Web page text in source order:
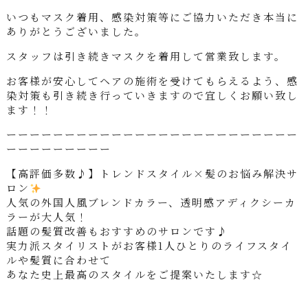
いつもマスク着用、感染対策等にご協力いただき本当に
ありがとうございました。
スタッフは引き続きマスクを着用して営業致します。
お客様が安心してヘアの施術を受けてもらえるよう、感
染対策も引き続き行っていきますので宜しくお願い致し
ます！！
ーーーーーーーーーーーーーーーーーーーーーーーーー
ーーーーーーーーー
【高評価多数♪】トレンドスタイル×髪のお悩み解決サ
ロン
人気の外国人風ブレンドカラー、透明感アディクシーカ
ラーが大人気！
話題の髪質改善もおすすめのサロンです♪
実力派スタイリストがお客様1人ひとりのライフスタイ
ルや髪質に合わせて
あなた史上最高のスタイルをご提案いたします☆